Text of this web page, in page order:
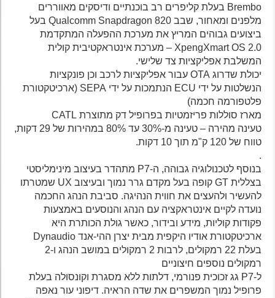
Brembo בעלת קליפרים רב בוכנתיים ודיסקים מאווררים
מלפנים ומאחור, שבב Qualcomm Snapdragon 820 בעל
ביצועים גבוהים המריץ את מערכת ההפעלה המתקדמת
XpengXmart OS 2.0 – מערכת אינטראקטיבית קולית
המשלבת אפליקציות צד שלישי.
יכולת שדרוג OTA עבור אפליקציות לרכב וכן פונקציות
הנשלטות על ידי ECU הנתמכות על ידי SEPA (ארכיטקטורת
פלטפורמה חכמה)
מארז סוללות פריזמטיות בפרופיל דק מתוצרת CATL
טעינה מהירה – טעינה מ-30% עד 80% במהירות של 29 דקות,
טווח של 120 ק"מ תוך 10 דקות.
בנוסף לטכנולוגיה גבוהה, ה-P7 מתהדר בעיצוב מינימליסטי
בצללית GT קופה בעל מקדם גרר נמוך ובעיצוב UX שמטרתו
להעשיר ולהעצים את חווית הנהיגה. סביבת הנהג החכמה
נועדה לקיים אינטראקציה עם הנהג והנוסעים באמצעות
פקודות קוליות, מידע ובידור, כאשר גולת הכותרת היא
ארכיטקטורת אודיו היקפית מבית יצרן ההי-אנד Dynaudio
בעלת 22 רמקולים, לרבות 2 רמקולים במושב הנהג ו-2
רמקולים נוספים חיצוניים
ל-P7 גג זכוכית פנורמי, דלתות ללא מסגרת וקונסולה בעלת
פרופיל נמוך המשפרים את שדה הראיה. דיפוני עור נאפה